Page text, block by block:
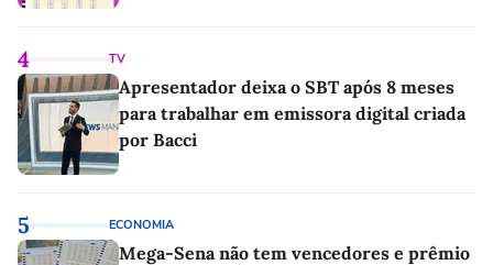
4 TV
Apresentador deixa o SBT após 8 meses
para trabalhar em emissora digital criada
por Bacci
5 ECONOMIA
Mega-Sena não tem vencedores e prêmio